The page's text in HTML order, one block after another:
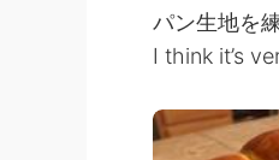
パン生地を
I think it’s